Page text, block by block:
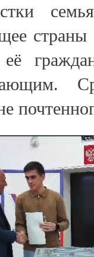
страны
её